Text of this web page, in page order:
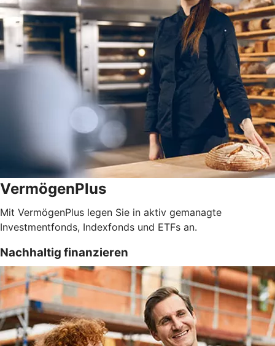
VermögenPlus
Mit VermögenPlus legen Sie in aktiv gemanagte
Investmentfonds, Indexfonds und ETFs an.
Nachhaltig finanzieren